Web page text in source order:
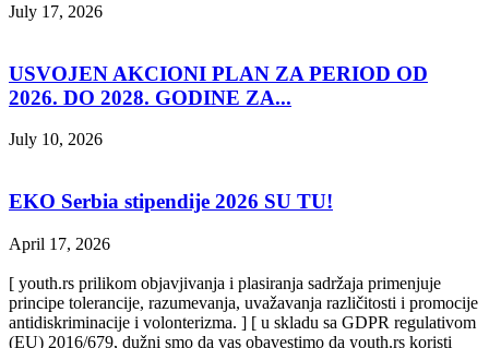
July 17, 2026
USVOJEN AKCIONI PLAN ZA PERIOD OD
2026. DO 2028. GODINE ZA...
July 10, 2026
EKO Serbia stipendije 2026 SU TU!
April 17, 2026
[ youth.rs prilikom objavjivanja i plasiranja sadržaja primenjuje
principe tolerancije, razumevanja, uvažavanja različitosti i promocije
antidiskriminacije i volonterizma. ] [ u skladu sa GDPR regulativom
(EU) 2016/679, dužni smo da vas obavestimo da youth.rs koristi